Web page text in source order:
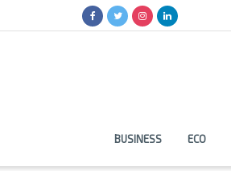
BUSINESS ECO